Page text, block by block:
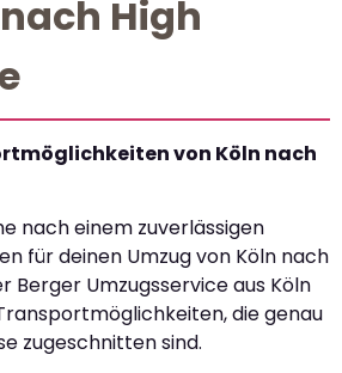
High
von Köln nach
nach einem zuverlässigen
für deinen Umzug von Köln nach
Berger Umzugsservice aus Köln
die genau
zugeschnitten sind.